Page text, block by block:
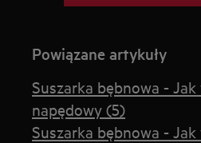
Powiązane artykuły
Suszarka bębnowa -
napędowy (5)
Suszarka bębnowa -